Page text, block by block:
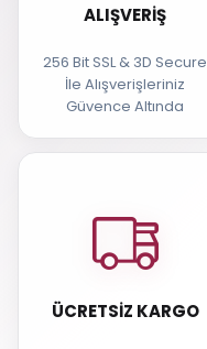
ALIŞVERIŞ
256 Bit SSL & 3D Secure
İle Alışverişleriniz
Güvence Altında
ÜCRETSIZ KARGO